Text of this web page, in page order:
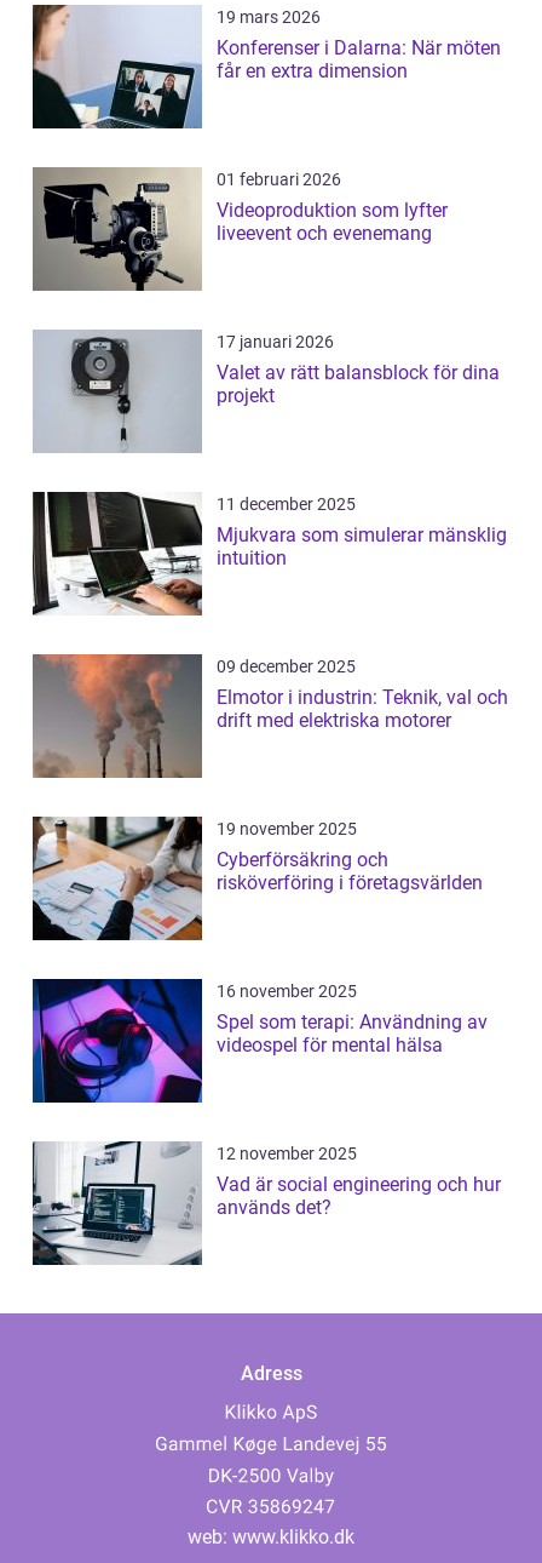
19 mars 2026
Konferenser i Dalarna: När möten
får en extra dimension
01 februari 2026
Videoproduktion som lyfter
liveevent och evenemang
17 januari 2026
Valet av rätt balansblock för dina
projekt
11 december 2025
Mjukvara som simulerar mänsklig
intuition
09 december 2025
Elmotor i industrin: Teknik, val och
drift med elektriska motorer
19 november 2025
Cyberförsäkring och
risköverföring i företagsvärlden
16 november 2025
Spel som terapi: Användning av
videospel för mental hälsa
12 november 2025
Vad är social engineering och hur
används det?
Adress
web: www.klikko.dk